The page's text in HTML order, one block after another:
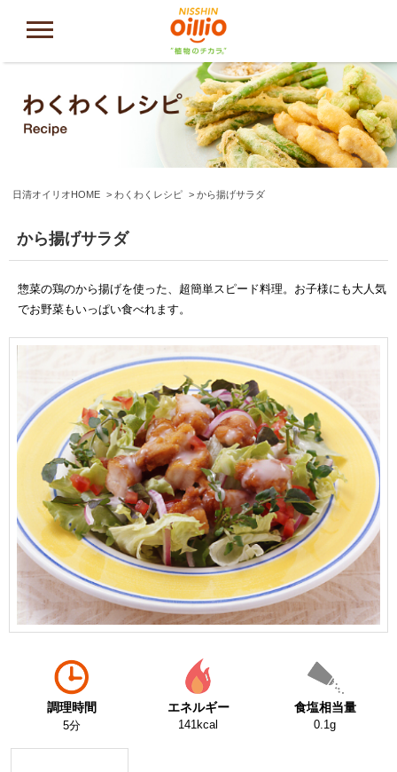
日清オイリオHOME わくわくレシピ から揚げサラダ
から揚げサラダ
惣菜の鶏のから揚げを使った、超簡単スピード料理。お子様にも大人気
でお野菜もいっぱい食べれます。
調理時間
5分
エネルギー
141kcal
食塩相当量
0.1g